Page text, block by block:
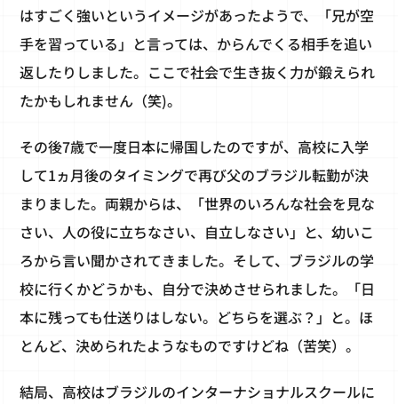
はすごく強いというイメージがあったようで、「兄が空
手を習っている」と言っては、からんでくる相手を追い
返したりしました。ここで社会で生き抜く力が鍛えられ
たかもしれません（笑)。
その後7歳で一度日本に帰国したのですが、高校に入学
して1ヵ月後のタイミングで再び父のブラジル転勤が決
まりました。両親からは、「世界のいろんな社会を見な
さい、人の役に立ちなさい、自立しなさい」と、幼いこ
ろから言い聞かされてきました。そして、ブラジルの学
校に行くかどうかも、自分で決めさせられました。「日
本に残っても仕送りはしない。どちらを選ぶ？」と。ほ
とんど、決められたようなものですけどね（苦笑）。
結局、高校はブラジルのインターナショナルスクールに